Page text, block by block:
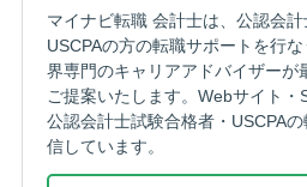
マイナビ転職 会計士は、公認会計
USCPAの方の転職サポートを行
界専門のキャリアアドバイザーが
ご提案いたします。Webサイト・
公認会計士試験合格者・USCPA
信しています。